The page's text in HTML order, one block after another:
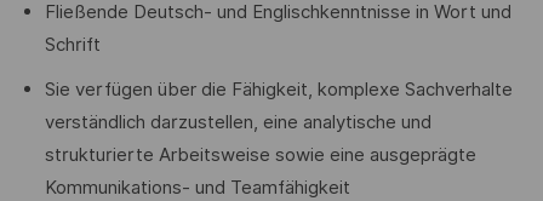
Fließende Deutsch- und Englischkenntnisse in Wort und
Schrift
Sie verfügen über die Fähigkeit, komplexe Sachverhalte
verständlich darzustellen, eine analytische und
strukturierte Arbeitsweise sowie eine ausgeprägte
Kommunikations- und Teamfähigkeit